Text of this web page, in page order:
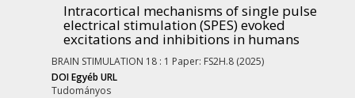
Intracortical mechanisms of single pulse
electrical stimulation (SPES) evoked
excitations and inhibitions in humans
BRAIN STIMULATION 18 : 1 Paper: FS2H.8 (2025)
DOIEgyéb URL
Tudományos